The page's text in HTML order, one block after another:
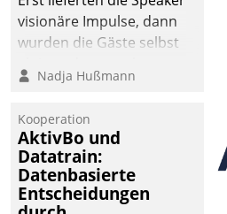
visionäre Impulse, dann
wurden die Gäste selbst
methodisch
Quartier. Dazwischen
zeigte Datatrain, was es
Neues zu bieten hat.
Nadja Hußmann
Kooperation
AktivBo und
Datatrain:
Datenbasierte
Entscheidungen